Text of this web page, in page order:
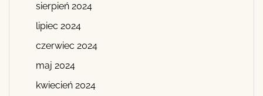
sierpień 2024
lipiec 2024
czerwiec 2024
maj 2024
kwiecień 2024